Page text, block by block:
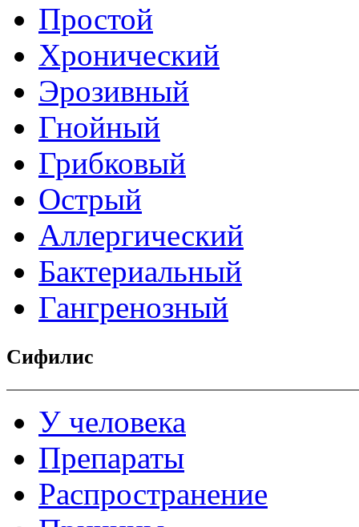
Простой
Хронический
Эрозивный
Гнойный
Грибковый
Острый
Аллергический
Бактериальный
Гангренозный
Сифилис
У человека
Препараты
Распространение